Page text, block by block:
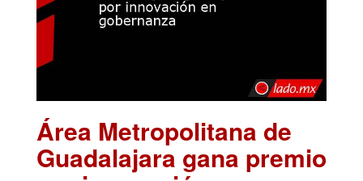
Área Metropolitana de
Guadalajara gana premio